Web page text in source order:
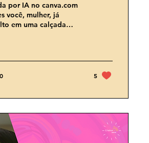
por IA no canva.com
você, mulher, já
em uma calçada
0 5